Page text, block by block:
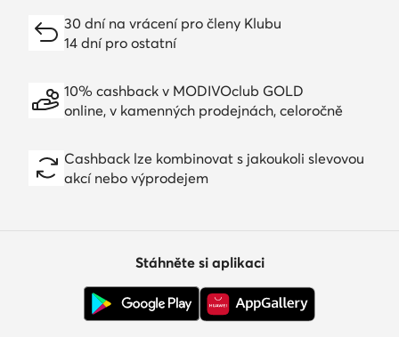
30 dní na vrácení pro členy Klubu
14 dní pro ostatní
10% cashback v MODIVOclub GOLD
online, v kamenných prodejnách, celoročně
Cashback lze kombinovat s jakoukoli slevovou
akcí nebo výprodejem
Stáhněte si aplikaci